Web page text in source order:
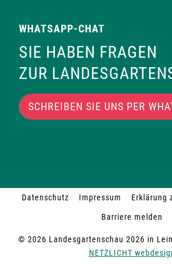
WHATSAPP-CHAT
SIE HABEN FRAGEN
ZUR
SCHREIBEN SIE UNS PER
© 2026 Landesgartenschau 2026 in
NETZLICHT
Datenschutz Impressum
Erklärung
Barriere melden